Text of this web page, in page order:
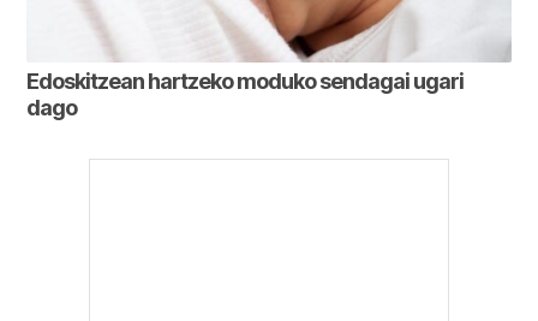
Edoskitzean hartzeko moduko sendagai ugari
dago